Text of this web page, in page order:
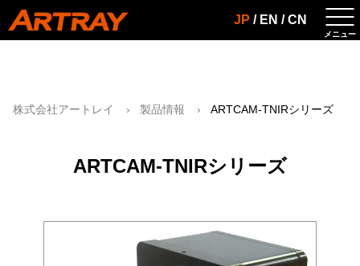
JP / EN /CN
株式会社アートレイ 製品情報 ARTCAM-TNIRシリーズ
ARTCAM-TNIRシリーズ